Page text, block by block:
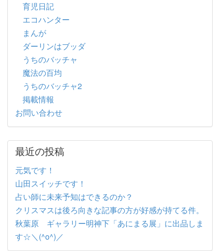
育児日記
エコハンター
まんが
ダーリンはブッダ
うちのバッチャ
魔法の百均
うちのバッチャ2
掲載情報
お問い合わせ
最近の投稿
元気です！
山田スイッチです！
占い師に未来予知はできるのか？
クリスマスは後ろ向きな記事の方が好感が持てる件。
秋葉原 ギャラリー明神下「あにまる展」に出品しま
す☆＼(^o^)／